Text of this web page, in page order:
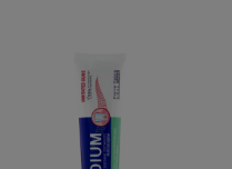
Geïrriteerd
tandvlees
-
Tandpasta